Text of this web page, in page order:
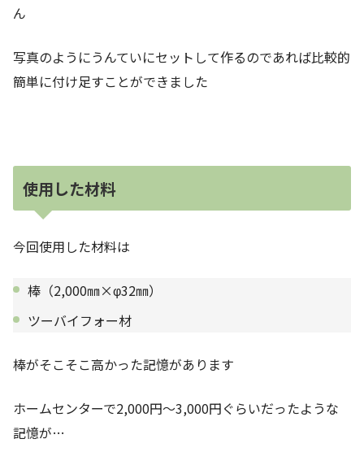
ん
写真のようにうんていにセットして作るのであれば比較的
簡単に付け足すことができました
使用した材料
今回使用した材料は
棒（2,000㎜×φ32㎜）
ツーバイフォー材
棒がそこそこ高かった記憶があります
ホームセンターで2,000円～3,000円ぐらいだったような
記憶が…